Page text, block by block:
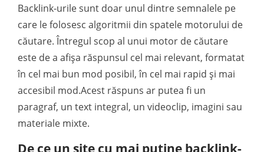
Backlink-urile sunt doar unul dintre semnalele pe
care le folosesc algoritmii din spatele motorului de
căutare. Întregul scop al unui motor de căutare
este de a afișa răspunsul cel mai relevant, formatat
în cel mai bun mod posibil, în cel mai rapid și mai
accesibil mod.Acest răspuns ar putea fi un
paragraf, un text integral, un videoclip, imagini sau
materiale mixte.
De ce un site cu mai puține backlink-